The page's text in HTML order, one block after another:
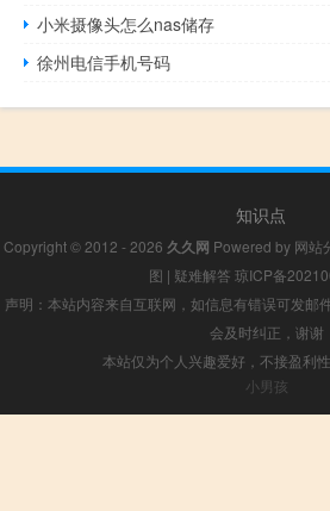
小米摄像头怎么nas储存
徐州电信手机号码
知识点
Copyright © 2012 - 2026 久久网 Powered by 网站
图 | 疑难解答 琼ICP备
声明：本站内容来自互联网，如信息有错误可发邮
会及时纠正，谢谢
本站仅为个人兴趣爱好，不接盈利
小男孩